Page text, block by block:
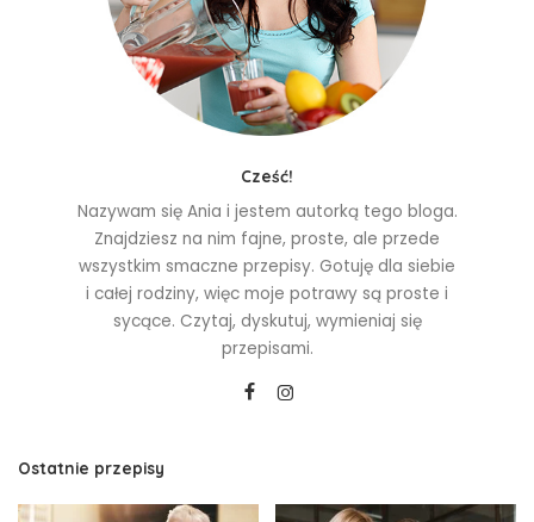
Cześć!
Nazywam się Ania i jestem autorką tego bloga.
Znajdziesz na nim fajne, proste, ale przede
wszystkim smaczne przepisy. Gotuję dla siebie
i całej rodziny, więc moje potrawy są proste i
sycące. Czytaj, dyskutuj, wymieniaj się
przepisami.
Ostatnie przepisy